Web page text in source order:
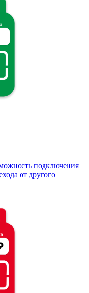
подключения
от другого